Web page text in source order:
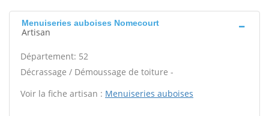
Menuiseries auboises Nomecourt
Artisan
Département: 52
Décrassage / Démoussage de toiture -
Voir la fiche artisan : Menuiseries auboises